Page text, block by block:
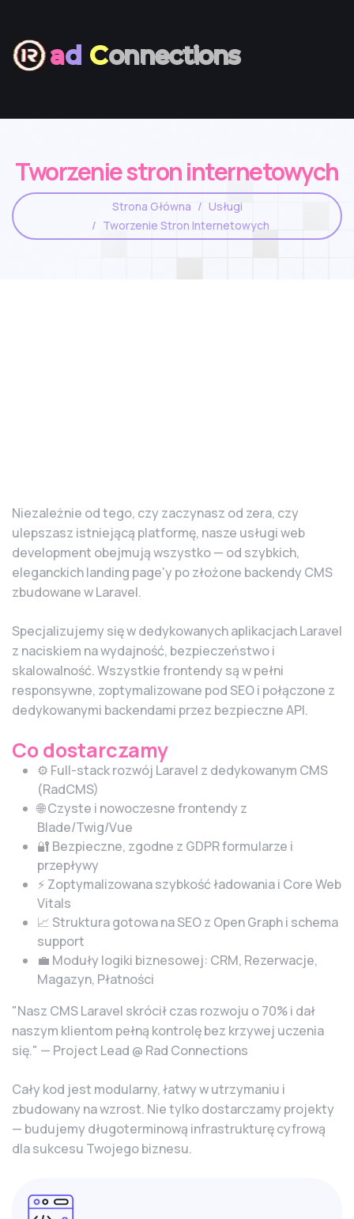
ad Connections
Tworzenie stron internetowych
Strona Główna
Usługi
Tworzenie Stron Internetowych
Niezależnie od tego, czy zaczynasz od zera, czy
ulepszasz istniejącą platformę, nasze usługi web
development obejmują wszystko — od szybkich,
eleganckich landing page'y po złożone backendy CMS
zbudowane w Laravel.
Specjalizujemy się w dedykowanych aplikacjach Laravel
z naciskiem na wydajność, bezpieczeństwo i
skalowalność. Wszystkie frontendy są w pełni
responsywne, zoptymalizowane pod SEO i połączone z
dedykowanymi backendami przez bezpieczne API.
Co dostarczamy
⚙️ Full-stack rozwój Laravel z dedykowanym CMS
(RadCMS)
🌐 Czyste i nowoczesne frontendy z
Blade/Twig/Vue
🔐 Bezpieczne, zgodne z GDPR formularze i
przepływy
⚡ Zoptymalizowana szybkość ładowania i Core Web
Vitals
📈 Struktura gotowa na SEO z Open Graph i schema
support
💼 Moduły logiki biznesowej: CRM, Rezerwacje,
Magazyn, Płatności
"Nasz CMS Laravel skrócił czas rozwoju o 70% i dał
naszym klientom pełną kontrolę bez krzywej uczenia
się." — Project Lead @ Rad Connections
Cały kod jest modularny, łatwy w utrzymaniu i
zbudowany na wzrost. Nie tylko dostarczamy projekty
— budujemy długoterminową infrastrukturę cyfrową
dla sukcesu Twojego biznesu.